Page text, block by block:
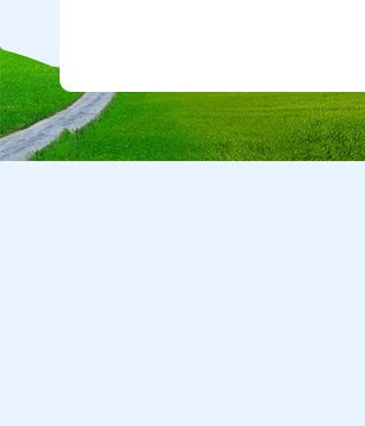
Copyright © 2026 CA Cepreka s.r.o., tel: